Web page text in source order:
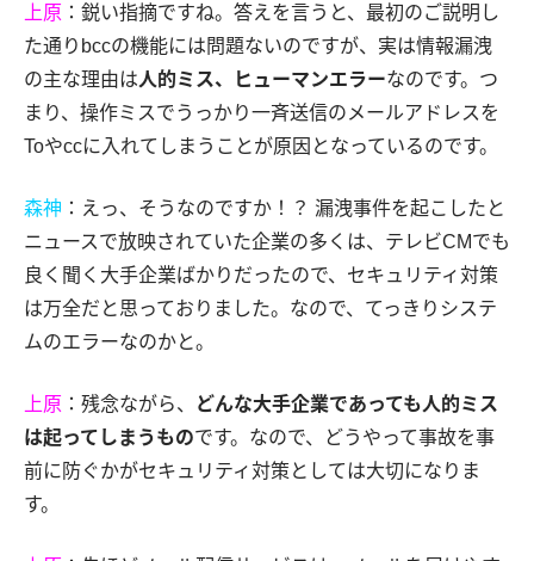
上原 ：鋭い指摘ですね。答えを言うと、最初のご説明し
た通りbccの機能には問題ないのですが、実は情報漏洩
の主な理由は人的ミス、ヒューマンエラーなのです。つ
まり、操作ミスでうっかり一斉送信のメールアドレスを
Toやccに入れてしまうことが原因となっているのです。
森神 ：えっ、そうなのですか！？ 漏洩事件を起こしたと
ニュースで放映されていた企業の多くは、テレビCMでも
良く聞く大手企業ばかりだったので、セキュリティ対策
は万全だと思っておりました。なので、てっきりシステ
ムのエラーなのかと。
上原 ：残念ながら、
どんな大手企業であっても人的ミス
は起ってしまうものです。なので、どうやって事故を事
前に防ぐかがセキュリティ対策としては大切になりま
す。